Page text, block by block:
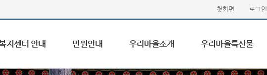
첫화면 로그인
지센터 안내 민원안내 우리마을소개 우리마을특산물